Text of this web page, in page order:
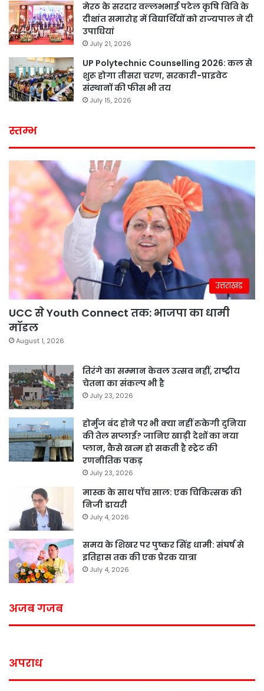
मेरठ के सरदार वल्लभभाई पटेल कृषि विवि के
दीक्षांत समारोह में विद्यार्थियों को राज्यपाल ने दी
उपाधियां
July 21, 2026
UP Polytechnic Counselling 2026: कल से
शुरू होगा तीसरा चरण, सरकारी-प्राइवेट
संस्थानों की फीस भी तय
July 15, 2026
स्तम्भ
उत्तराखंड
UCC से Youth Connect तक: भाजपा का धामी
मॉडल
August 1, 2026
तिरंगे का सम्मान केवल उत्सव नहीं, राष्ट्रीय
चेतना का संकल्प भी है
July 23, 2026
होर्मुज बंद होने पर भी क्या नहीं रुकेगी दुनिया
की तेल सप्लाई? जानिए खाड़ी देशों का नया
प्लान, कैसे खत्म हो सकती है स्ट्रेट की
रणनीतिक पकड़
July 23, 2026
मास्क के साथ पॉच साल: एक चिकित्सक की
निजी डायरी
July 4, 2026
समय के शिखर पर पुष्कर सिंह धामी: संघर्ष से
इतिहास तक की एक प्रेरक यात्रा
July 4, 2026
अजब गजब
अपराध